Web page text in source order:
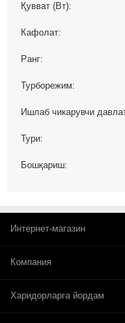
Қувват (Вт):
Кафолат:
Ранг:
Турборежим:
Ишлаб чикарувчи
Тури:
Бошқариш:
Интернет-магазин
Компания
Харидорларга йордам